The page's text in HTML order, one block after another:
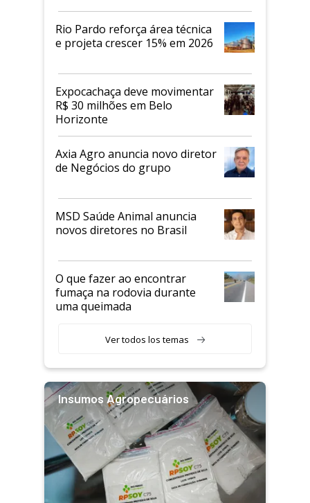
Rio Pardo reforça área técnica
e projeta crescer 15% em 2026
Expocachaça deve movimentar
R$ 30 milhões em Belo
Horizonte
Axia Agro anuncia novo diretor
de Negócios do grupo
MSD Saúde Animal anuncia
novos diretores no Brasil
O que fazer ao encontrar
fumaça na rodovia durante
uma queimada
Ver todos los temas
Insumos Agropecuários